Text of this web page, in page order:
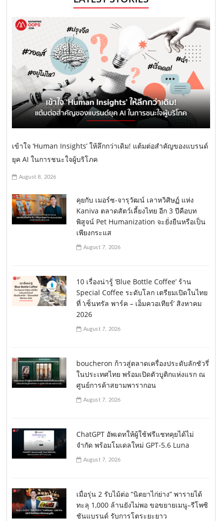
เข้าใจ ‘Human Insights’ ให้ลึกกว่าเดิม! แต้มต่อสำคัญของแบรนด์
ยุค AI ในการชนะใจผู้บริโภค
August 8, 2026
คุยกับ เมอร์ซ-จารุวัฒน์ เลาหวิศิษฏ์ แห่ง
Kaniva ตลาดสัตว์เลี้ยงไทย อีก 3 ปีคือบท
พิสูจน์ Pet Humanization จะยั่งยืนหรือเป็น
เพียงกระแส
August 7, 2026
10 เรื่องน่ารู้ ‘Blue Bottle Coffee’ ร้าน
Special Coffee ระดับโลก เตรียมเปิดในไทย
ที่ ‘เซ็นทรัล พาร์ค – เอ็มควอเทียร์’ สิงหาคม
2026
August 7, 2026
boucheron ก้าวสู่ตลาดเครื่องประดับลักชัวรี่
ในประเทศไทย พร้อมเปิดตัวบูติกแห่งแรก ณ
ศูนย์การค้าสยามพารากอน
August 7, 2026
ChatGPT อัพเดทให้ผู้ใช้ฟรีแชทคุยได้ไม่
จำกัด พร้อมโมเดลใหม่ GPT-5.6 Luna
August 7, 2026
เมื่อรุ่น 2 รับไม้ต่อ “นิตยาไก่ย่าง” พารายได้
ทะลุ 1,000 ล้านยังไม่พอ ขอขยายเมนู–รีโพซิ
ชันแบรนด์ รับการโตระยะยาว